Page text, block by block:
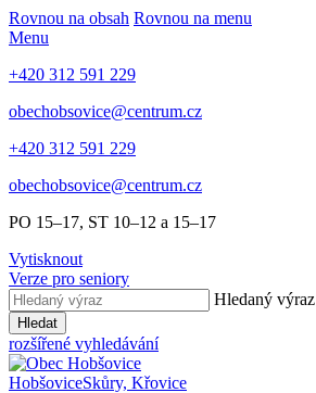
Rovnou na obsah Rovnou na menu
Menu
+420 312 591 229
obechobsovice@centrum.cz
+420 312 591 229
obechobsovice@centrum.cz
PO 15–17, ST 10–12 a 15–17
Vytisknout
Verze pro seniory
Hledaný výraz
Hledat
rozšířené vyhledávání
HobšoviceSkůry, Křovice